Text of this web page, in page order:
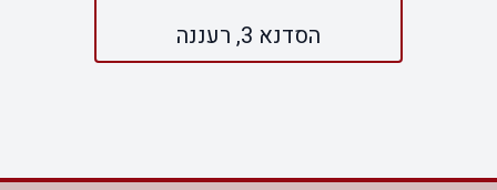
הסדנא 3, רעננה